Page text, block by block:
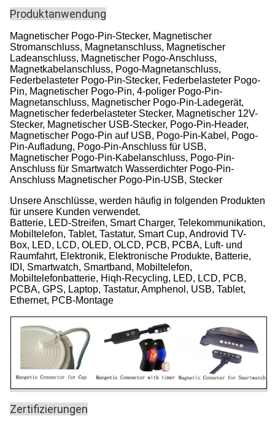
Produktanwendung
Magnetischer Pogo-Pin-Stecker, Magnetischer
Stromanschluss, Magnetanschluss, Magnetischer
Ladeanschluss, Magnetischer Pogo-Anschluss,
Magnetkabelanschluss, Pogo-Magnetanschluss,
Federbelasteter Pogo-Pin-Stecker, Federbelasteter Pogo-
Pin, Magnetischer Pogo-Pin, 4-poliger Pogo-Pin-
Magnetanschluss, Magnetischer Pogo-Pin-Ladegerät,
Magnetischer federbelasteter Stecker, Magnetischer 12V-
Stecker, Magnetischer USB-Stecker, Pogo-Pin-Header,
Magnetischer Pogo-Pin auf USB, Pogo-Pin-Kabel, Pogo-
Pin-Aufladung, Pogo-Pin-Anschluss für USB,
Magnetischer Pogo-Pin-Kabelanschluss, Pogo-Pin-
Anschluss für Smartwatch Wasserdichter Pogo-Pin-
Anschluss Magnetischer Pogo-Pin-USB, Stecker
Unsere Anschlüsse, werden häufig in folgenden Produkten
für unsere Kunden verwendet.
Batterie, LED-Streifen, Smart Charger, Telekommunikation,
Mobiltelefon, Tablet, Tastatur, Smart Cup, Androvid TV-
Box, LED, LCD, OLED, OLCD, PCB, PCBA, Luft- und
Raumfahrt, Elektronik, Elektronische Produkte, Batterie,
IDI, Smartwatch, Smartband, Mobiltelefon,
Mobiltelefonbatterie, Hiqh-Recycling, LED, LCD, PCB,
PCBA, GPS, Laptop, Tastatur, Amphenol, USB, Tablet,
Ethernet, PCB-Montage
Zertifizierungen